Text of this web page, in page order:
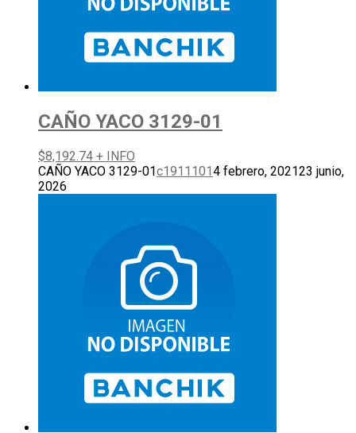
CAÑO YACO 3129-01
$8,192.74 + INFO
CAÑO YACO 3129-01c19111014 febrero, 202123 junio,
2026